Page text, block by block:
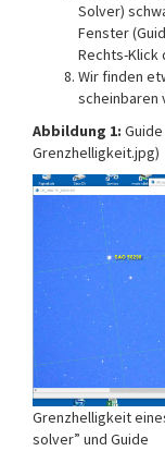
Solver)
Fenster
Rechts-Klick
Wir finden
scheinbaren
Abbildung 1:
Grenzhelligkeit.jpg)
Grenzhelligkeit
solver” und Guide